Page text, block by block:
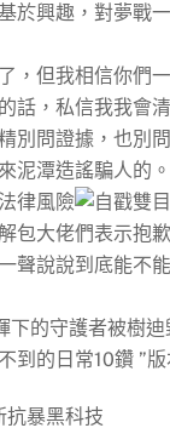
於興趣，對夢戰
，但我相信你們
話，私信我我會
別問證據，也別
泥潭造謠騙人的。
律風險
包大佬們表示抱
聲說說到底能不
下的守護者被樹
到的日常10鑽 ”版
暴黑科技